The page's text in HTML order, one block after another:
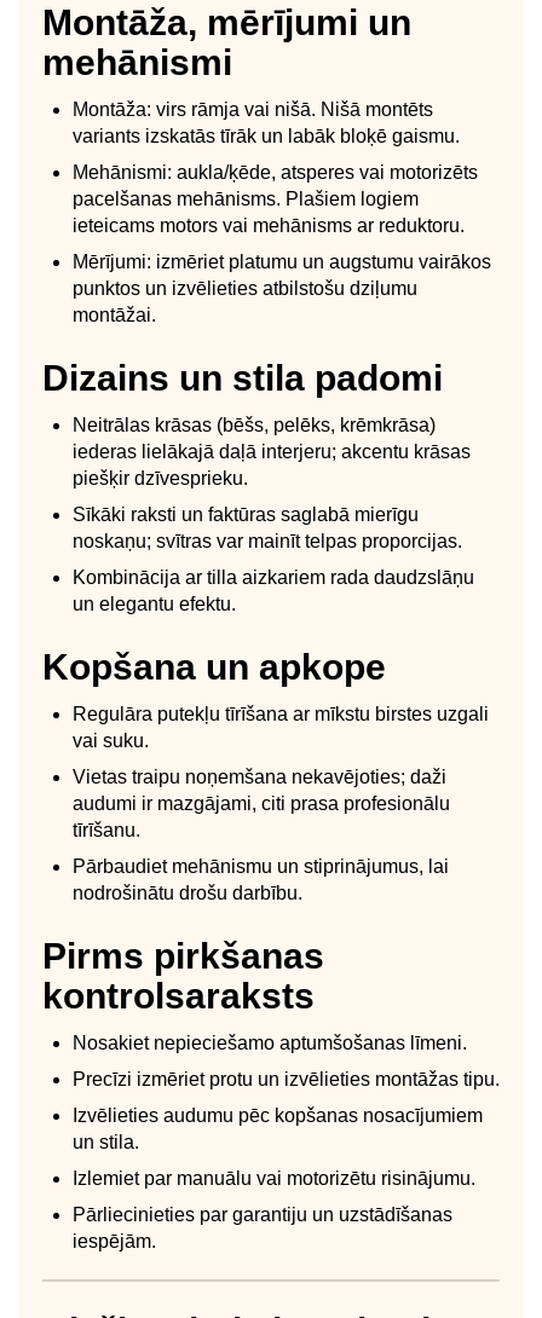
Montāža, mērījumi un
mehānismi
Montāža: virs rāmja vai nišā. Nišā montēts
variants izskatās tīrāk un labāk bloķē gaismu.
Mehānismi: aukla/ķēde, atsperes vai motorizēts
pacelšanas mehānisms. Plašiem logiem
ieteicams motors vai mehānisms ar reduktoru.
Mērījumi: izmēriet platumu un augstumu vairākos
punktos un izvēlieties atbilstošu dziļumu
montāžai.
Dizains un stila padomi
Neitrālas krāsas (bēšs, pelēks, krēmkrāsa)
iederas lielākajā daļā interjeru; akcentu krāsas
piešķir dzīvesprieku.
Sīkāki raksti un faktūras saglabā mierīgu
noskaņu; svītras var mainīt telpas proporcijas.
Kombinācija ar tilla aizkariem rada daudzslāņu
un elegantu efektu.
Kopšana un apkope
Regulāra putekļu tīrīšana ar mīkstu birstes uzgali
vai suku.
Vietas traipu noņemšana nekavējoties; daži
audumi ir mazgājami, citi prasa profesionālu
tīrīšanu.
Pārbaudiet mehānismu un stiprinājumus, lai
nodrošinātu drošu darbību.
Pirms pirkšanas
kontrolsaraksts
Nosakiet nepieciešamo aptumšošanas līmeni.
Precīzi izmēriet protu un izvēlieties montāžas tipu.
Izvēlieties audumu pēc kopšanas nosacījumiem
un stila.
Izlemiet par manuālu vai motorizētu risinājumu.
Pārliecinieties par garantiju un uzstādīšanas
iespējām.